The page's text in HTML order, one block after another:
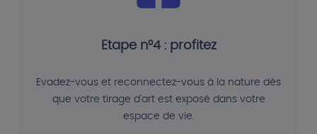
Etape n°4 : profitez
Evadez-vous et reconnectez-vous à la nature dès
que votre tirage d'art est exposé dans votre
espace de vie.